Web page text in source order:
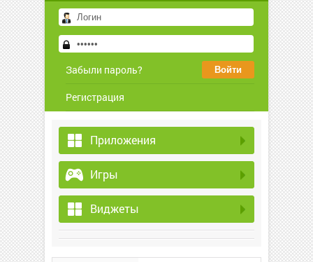
Забыли пароль?
Регистрация
Приложения
Игры
Виджеты